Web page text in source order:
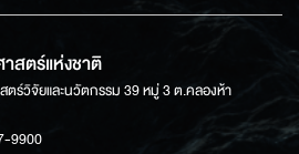
สตร์แห่งชาติ
ร์วิจัยและนวัตกรรม 39 หมู่ 3 ต.คลองห้า
9900